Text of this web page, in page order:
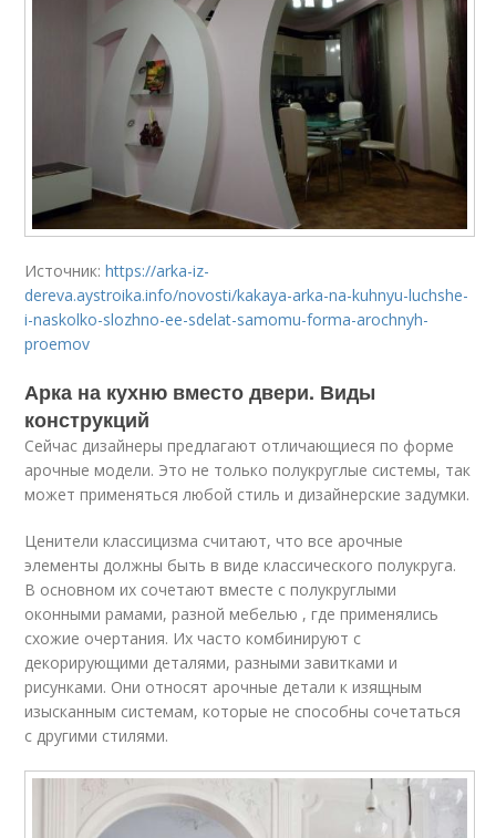
Источник:https://arka-iz-
dereva.aystroika.info/novosti/kakaya-arka-na-kuhnyu-luchshe-
i-naskolko-slozhno-ee-sdelat-samomu-forma-arochnyh-
proemov
Арка на кухню вместо двери. Виды
конструкций
Сейчас дизайнеры предлагают отличающиеся по форме
арочные модели. Это не только полукруглые системы, так
может применяться любой стиль и дизайнерские задумки.
Ценители классицизма считают, что все арочные
элементы должны быть в виде классического полукруга.
В основном их сочетают вместе с полукруглыми
оконными рамами, разной мебелью , где применялись
схожие очертания. Их часто комбинируют с
декорирующими деталями, разными завитками и
рисунками. Они относят арочные детали к изящным
изысканным системам, которые не способны сочетаться
с другими стилями.